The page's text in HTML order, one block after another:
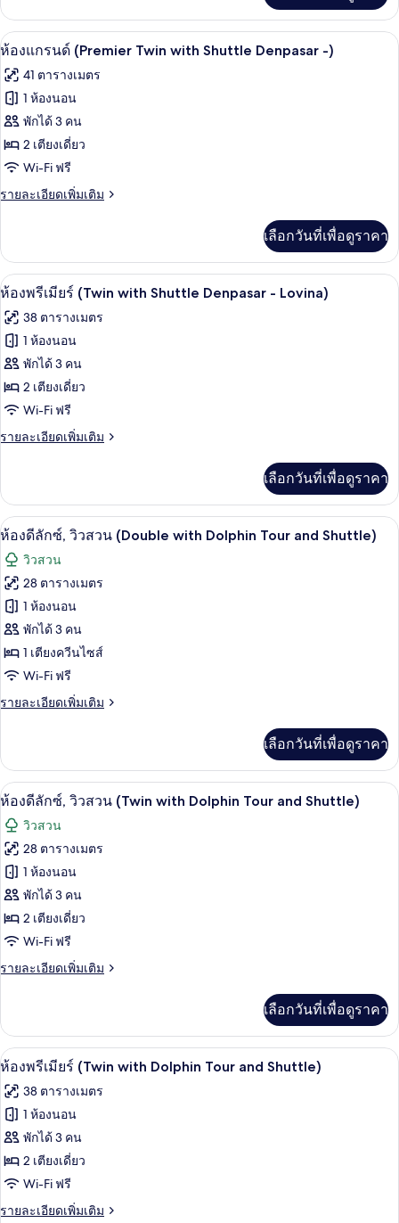
with
Shuttle
Denpasar
-
Lo)
เกี่ยว
กับ
ห้อง
ลัก
ซ์
(Ocean
Twin
with
Shuttle
Denpasar
-
เปิด
ภาพถ่าย
ทั้งหมด
ของ
ห้อง
แก
รนด์
with
Shuttle
Denpasar
-)
มินิบาร์, ตู้นิรภัยในห้องพัก, โต๊ะทำงาน,
6
ห้องแกรนด์ (Premier Twin with Shuttle Denpasar -)
41 ตารางเมตร
1 ห้องนอน
พักได้ 3 คน
2 เตียงเดี่ยว
Wi-Fi ฟรี
รายละเอียดเพิ่มเติม
ราย
เกี่ยว
กับ
ห้อง
รนด์
(Premier
Twin
with
Shuttle
Denpasar
เลือกวันที่เพื่อดูราคา
เปิด
ภาพถ่าย
ทั้งหมด
ของ
ห้อง
พรีเมียร์
(Twin
Denpasar
-
Lovina)
มินิบาร์, ตู้นิรภัยในห้องพัก, โต๊ะทำงาน,
6
ห้องพรีเมียร์ (Twin with Shuttle Denpasar - Lovina)
38 ตารางเมตร
1 ห้องนอน
พักได้ 3 คน
2 เตียงเดี่ยว
Wi-Fi ฟรี
รายละเอียดเพิ่มเติม
ราย
เกี่ยว
กับ
ห้อง
พรีเมียร์
(Twin
with
Shuttle
Denpasar
Lovina)
เลือกวันที่เพื่อดูราคา
เปิด
ภาพถ่าย
ทั้งหมด
ของ
ห้อง
ดี
ลัก
ซ์,
สวน
(Double
with
Dolphin
Tour
and
Shuttle)
มินิบาร์, ตู้นิรภัยในห้องพัก, โต๊ะทำงาน,
8
ห้องดีลักซ์, วิวสวน (Double with Dolphin Tour and Shuttle)
วิวสวน
28 ตารางเมตร
1 ห้องนอน
พักได้ 3 คน
1 เตียงควีนไซส์
Wi-Fi ฟรี
รายละเอียดเพิ่มเติม
ราย
เกี่ยว
กับ
ห้อง
ลัก
ซ์,
วิว
สวน
(Double
with
Dolphin
Tour
Shuttle)
เลือกวันที่เพื่อดูราคา
เปิด
ภาพถ่าย
ทั้งหมด
ของ
ห้อง
ดี
ลัก
ซ์,
สวน
(Twin
with
Dolphin
Tour
and
Shuttle)
มินิบาร์, ตู้นิรภัยในห้องพัก, โต๊ะทำงาน,
6
ห้องดีลักซ์, วิวสวน (Twin with Dolphin Tour and Shuttle)
วิวสวน
28 ตารางเมตร
1 ห้องนอน
พักได้ 3 คน
2 เตียงเดี่ยว
Wi-Fi ฟรี
รายละเอียดเพิ่มเติม
ราย
เกี่ยว
กับ
ห้อง
ลัก
ซ์,
วิว
สวน
(Twin
with
Dolphin
Tour
เลือกวันที่เพื่อดูราคา
เปิด
ภาพถ่าย
ทั้งหมด
ของ
ห้อง
พรีเมียร์
(Twin
มินิบาร์, ตู้นิรภัยในห้องพัก, โต๊ะทำงาน,
5
ห้องพรีเมียร์ (Twin with Dolphin Tour and Shuttle)
38 ตารางเมตร
1 ห้องนอน
พักได้ 3 คน
2 เตียงเดี่ยว
Wi-Fi ฟรี
รายละเอียดเพิ่มเติม
ราย